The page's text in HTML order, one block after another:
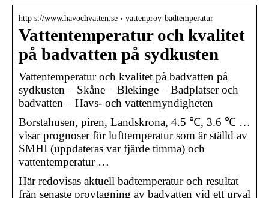
http s://www.havochvatten.se › vattenprov-badtemperatur
Vattentemperatur och kvalitet
på badvatten på sydkusten
Vattentemperatur och kvalitet på badvatten på
sydkusten – Skåne – Blekinge – Badplatser och
badvatten – Havs- och vattenmyndigheten
Borstahusen, piren, Landskrona, 4.5 ℃, 3.6 ℃ …
visar prognoser för lufttemperatur som är ställd av
SMHI (uppdateras var fjärde timma) och
vattentemperatur …
Här redovisas aktuell badtemperatur och resultat
från senaste provtagning av badvatten vid ett urval